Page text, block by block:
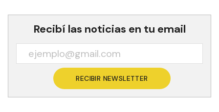
Recibí las noticias en tu email
RECIBIR NEWSLETTER